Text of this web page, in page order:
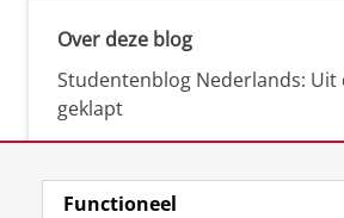
Over deze blog
Studentenblog Nederlands: Uit
geklapt
Functioneel